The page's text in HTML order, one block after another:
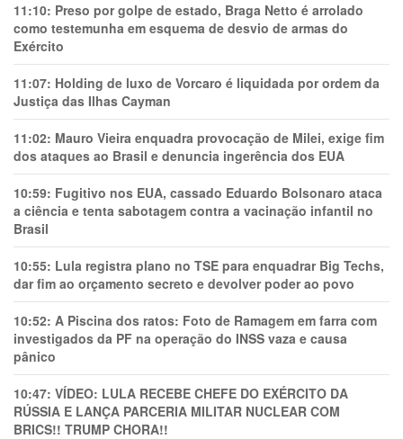
11:10: Preso por golpe de estado, Braga Netto é arrolado
como testemunha em esquema de desvio de armas do
Exército
11:07: Holding de luxo de Vorcaro é liquidada por ordem da
Justiça das Ilhas Cayman
11:02: Mauro Vieira enquadra provocação de Milei, exige fim
dos ataques ao Brasil e denuncia ingerência dos EUA
10:59: Fugitivo nos EUA, cassado Eduardo Bolsonaro ataca
a ciência e tenta sabotagem contra a vacinação infantil no
Brasil
10:55: Lula registra plano no TSE para enquadrar Big Techs,
dar fim ao orçamento secreto e devolver poder ao povo
10:52: A Piscina dos ratos: Foto de Ramagem em farra com
investigados da PF na operação do INSS vaza e causa
pânico
10:47: VÍDEO: LULA RECEBE CHEFE DO EXÉRCITO DA
RÚSSIA E LANÇA PARCERIA MILITAR NUCLEAR COM
BRICS!! TRUMP CHORA!!